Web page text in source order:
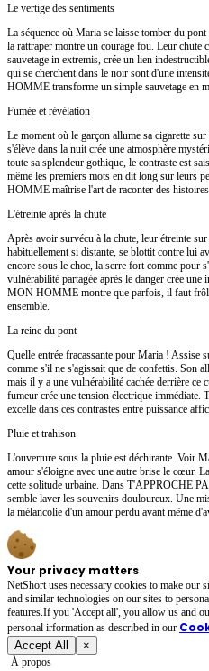
Le vertige des sentiments
La séquence où Maria se laisse tomber du
la rattraper montre un courage fou. Leur chute
sauvetage in extremis, crée un lien
qui se cherchent dans le noir sont d'une
HOMME transforme un simple sauvetage en
Fumée et révélation
Le moment où le garçon allume sa cigarette
s'élève dans la nuit crée une atmosphère
toute sa splendeur gothique, le contraste est
même les premiers mots en dit long sur leurs
HOMME maîtrise l'art de raconter des
L'étreinte après la chute
Après avoir survécu à la chute, leur étreinte
habituellement si distante, se blottit contre lui
encore sous le choc, la serre fort comme pour
vulnérabilité partagée après le danger crée
MON HOMME montre que parfois, il faut
ensemble.
La reine du pont
Quelle entrée fracassante pour Maria ! Assise
comme s'il ne s'agissait que de confettis. Son
mais il y a une vulnérabilité cachée derrière ce
fumeur crée une tension électrique
excelle dans ces contrastes entre puissance
Pluie et trahison
L'ouverture sous la pluie est déchirante. Voir
amour s'éloigne avec une autre brise le cœur.
cette solitude urbaine. Dans T'APPROCHE
semble laver les souvenirs douloureux. Une
la mélancolie d'un amour perdu avant même
Your privacy matters
NetShort uses necessary cookies to make
and similar technologies on our sites to
features.If you 'Accept all', you allow us and
personal irformation as described in our
Accept All ×
À propos